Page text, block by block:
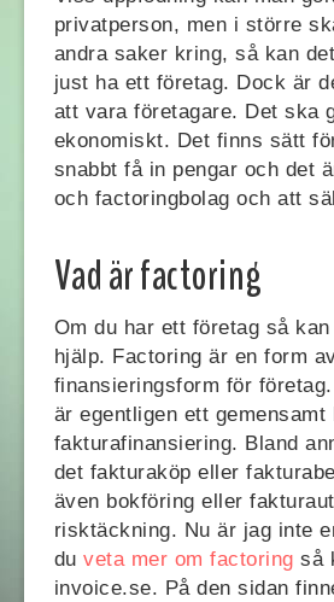
privatperson, men i större
andra saker kring, så kan
just ha ett företag. Dock är
att vara företagare. Det ska
ekonomiskt. Det finns sätt
snabbt få in pengar och det
och factoringbolag och att
Vad är factoring
Om du har ett företag så
hjälp. Factoring är en form
finansieringsform för
är egentligen ett gemensamt
fakturafinansiering. Bland
det fakturaköp eller
även bokföring eller
risktäckning. Nu är jag inte
duveta mer om factoring så
invoice.se. På den sidan